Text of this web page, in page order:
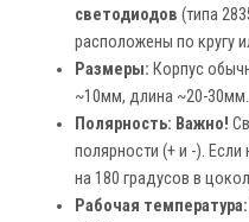
светодиодов (типа
расположены по кругу
Размеры: Корпус
~10мм, длина ~20-30мм.
Полярность: Важно!
полярности (+ и -). Если
на 180 градусов в
Рабочая температура: